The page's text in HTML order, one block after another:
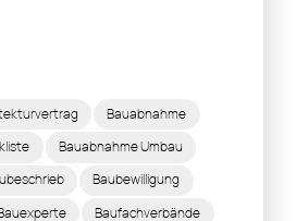
Bauabnahme
Bauabnahme Umbau
Baubewilligung
Baufachverbände